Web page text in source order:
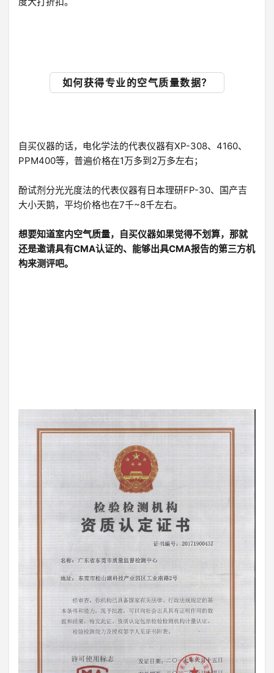
如何获得专业的空气质量数据？
自买仪器的话，电化学法的代表仪器有XP-308、4160、
PPM400等，普遍价格在1万多到2万多左右；
酚试剂分光光度法的代表仪器有日本理研FP-30、国产吉
大小天鹅，平均价格也在7千~8千左右。
想要知道室内空气质量，自买仪器如果觉得不划算，那就
还是邀请具有CMA认证的、能够出具CMA报告的第三方机
构来测评吧。